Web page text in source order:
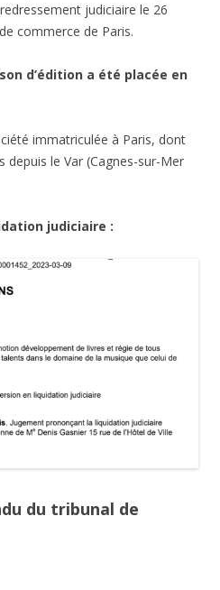
judiciaire le 26
commerce de Paris.
d’édition a été placée en
immatriculée à Paris, dont
depuis le Var (Cagnes-sur-Mer
judiciaire :
du tribunal de